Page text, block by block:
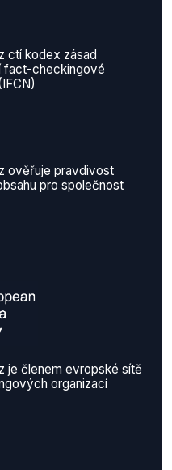
ctí kodex zásad
fact-checkingové
ověřuje pravdivost
pro společnost
je členem evropské sítě
organizací